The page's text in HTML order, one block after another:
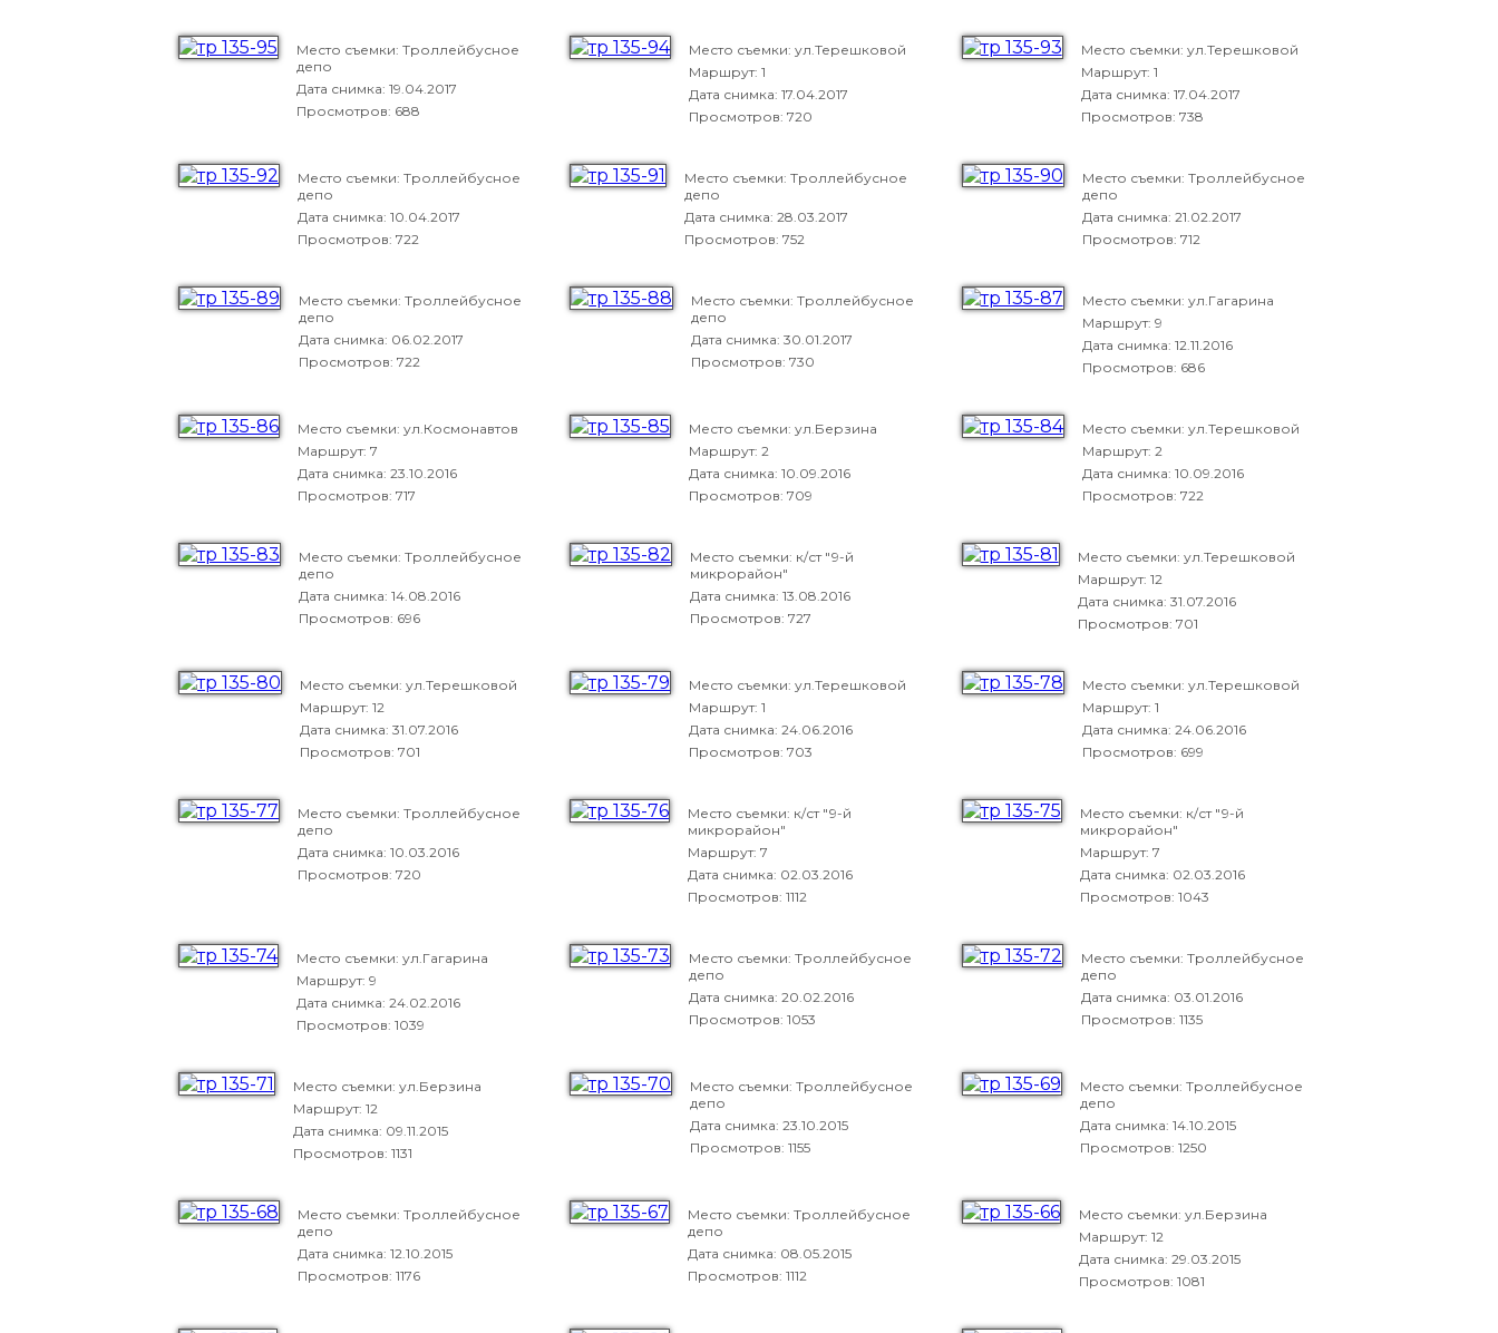
Место съемки: Троллейбусное
депо
Дата снимка: 19.04.2017
Просмотров: 688
Место съемки: ул.Терешковой
Маршрут: 1
Дата снимка:17.04.2017
Просмотров: 720
Место съемки: ул.Терешковой
Маршрут: 1
Дата снимка: 17.04.2017
Просмотров: 738
Место съемки: Троллейбусное
депо
Дата снимка: 10.04.2017
Просмотров: 722
Место съемки: Троллейбусное
депо
Дата снимка:28.03.2017
Просмотров: 752
Место съемки: Троллейбусное
депо
Дата снимка: 21.02.2017
Просмотров: 712
Место съемки: Троллейбусное
депо
Дата снимка: 06.02.2017
Просмотров: 722
Место съемки: Троллейбусное
депо
Дата снимка:30.01.2017
Просмотров: 730
Место съемки: ул.Гагарина
Маршрут: 9
Дата снимка: 12.11.2016
Просмотров: 686
Место съемки: ул.Космонавтов
Маршрут: 7
Дата снимка: 23.10.2016
Просмотров: 717
Место съемки: ул.Берзина
Маршрут: 2
Дата снимка:10.09.2016
Просмотров: 709
Место съемки: ул.Терешковой
Маршрут: 2
Дата снимка: 10.09.2016
Просмотров: 722
Место съемки: Троллейбусное
депо
Дата снимка: 14.08.2016
Просмотров: 696
Место съемки: к/ст "9-й
микрорайон"
Дата снимка:13.08.2016
Просмотров: 727
Место съемки: ул.Терешковой
Маршрут: 12
Дата снимка: 31.07.2016
Просмотров: 701
Место съемки: ул.Терешковой
Маршрут: 12
Дата снимка: 31.07.2016
Просмотров: 701
Место съемки: ул.Терешковой
Маршрут: 1
Дата снимка:24.06.2016
Просмотров: 703
Место съемки: ул.Терешковой
Маршрут: 1
Дата снимка: 24.06.2016
Просмотров: 699
Место съемки: Троллейбусное
депо
Дата снимка: 10.03.2016
Просмотров: 720
Место съемки: к/ст "9-й
микрорайон"
Маршрут: 7
Дата снимка: 02.03.2016
Просмотров: 1112
Место съемки: к/ст "9-й
микрорайон"
Маршрут: 7
Дата снимка: 02.03.2016
Просмотров: 1043
Место съемки: ул.Гагарина
Маршрут: 9
Дата снимка: 24.02.2016
Просмотров: 1039
Место съемки: Троллейбусное
депо
Дата снимка:20.02.2016
Просмотров: 1053
Место съемки: Троллейбусное
депо
Дата снимка: 03.01.2016
Просмотров: 1135
Место съемки: ул.Берзина
Маршрут: 12
Дата снимка: 09.11.2015
Просмотров: 1131
Место съемки: Троллейбусное
депо
Дата снимка:23.10.2015
Просмотров: 1155
Место съемки: Троллейбусное
депо
Дата снимка: 14.10.2015
Просмотров: 1250
Место съемки: Троллейбусное
депо
Дата снимка: 12.10.2015
Просмотров: 1176
Место съемки: Троллейбусное
депо
Дата снимка: 08.05.2015
Просмотров: 1112
Место съемки: ул.Берзина
Маршрут: 12
Дата снимка: 29.03.2015
Просмотров: 1081